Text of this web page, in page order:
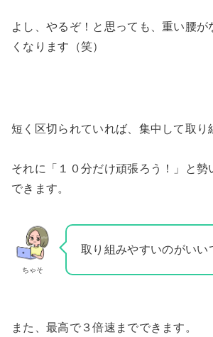
よし、やるぞ！と思っても、重い腰が
くなります（笑）
短く区切られていれば、集中して取り
それに「１０分だけ頑張ろう！」と勢
できます。
ちゃそ
取り組みやすいのがいい
また、最高で３倍速までできます。